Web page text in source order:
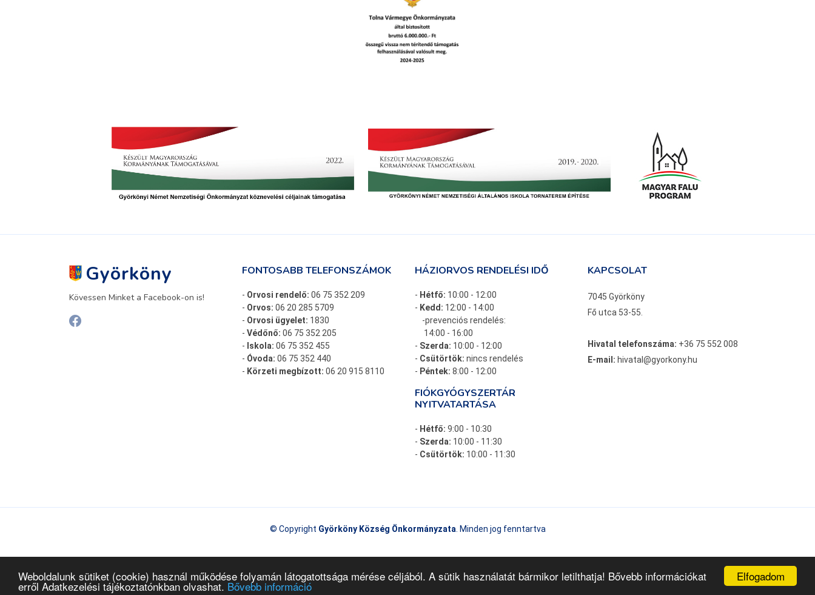
Elfogadom
Weboldalunk sütiket (cookie) használ működése folyamán látogatottsága mérése céljából. A sütik használatát bármikor letilthatja! Bővebb információkat
erről Adatkezelési tájékoztatónkban olvashat. Bővebb információ
Györköny
Kövessen Minket a Facebook-on is!
FONTOSABB TELEFONSZÁMOK
- Orvosi rendelő: 06 75 352 209
- Orvos: 06 20 285 5709
- Orvosi ügyelet: 1830
- Védőnő: 06 75 352 205
- Iskola: 06 75 352 455
- Óvoda: 06 75 352 440
- Körzeti megbízott: 06 20 915 8110
HÁZIORVOS RENDELÉSI IDŐ
- Hétfő: 10:00 - 12:00
- Kedd: 12:00 - 14:00
-prevenciós rendelés:
14:00 - 16:00
- Szerda: 10:00 - 12:00
- Csütörtök: nincs rendelés
- Péntek: 8:00 - 12:00
FIÓKGYÓGYSZERTÁR
NYITVATARTÁSA
- Hétfő: 9:00 - 10:30
- Szerda: 10:00 - 11:30
- Csütörtök: 10:00 - 11:30
KAPCSOLAT
7045 Györköny
Fő utca 53-55.
Hivatal telefonszáma: +36 75 552 008
E-mail: hivatal@gyorkony.hu
© Copyright Györköny Község Önkormányzata . Minden jog fenntartva